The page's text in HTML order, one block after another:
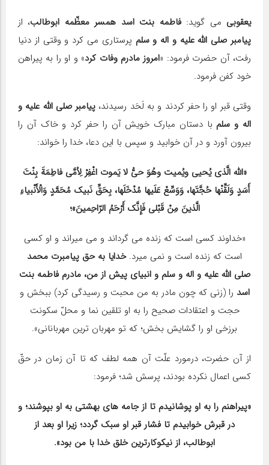
یعقوبی می گوید:فاطمه بنت اسد همسر معظّمه ابوطالب، از
پیامبر صلی الله علیه و اله و سلم پرستاری می کرد و وقتی از دنیا
رفت، آن حضرت فرمود: «امروز مادرم وفات کرد» و او را به پیراهن
خود کفن فرمود.
وقتی قبر او را حفر کردند و به لَحَد رسیدند، پیامبر صلی الله علیه و
اله و سلمبا دستان مبارک خویش آن را حفر کرد و خاک آن را
بیرون آورد و در آن خوابید و سپس با این دعا، خدا را خواند:
«الله الَّذی یُحیی ویُمیت وهُوَ حیُّ لا یَموت اغْفِرْ لِاُمَّى فاطِمَةَ بِنْتَ
أَسَدٍ وَلَقِّنْها حُجَّتَها، وَوَسِّعْ عَلَیها مُدْخَلَها، بِحَقِّ نَبیک مُحَمَّدٍ وَالْأَنْبیاءِ
الَّذینَ مِنْ قَبْلی فَإِنَّک أَرْحَمُ الرّاحِمینَ»؛
«خداوند کسی است که زنده می گرداند و می میراند و او کسی
است که زنده است و نمی میرد.خدایا به حق پیامبرت محمد
صلی الله علیه و اله و سلم و انبیای پیش از من، مادرم فاطمه بنت
اسد را (زنی که چون مادر به من محبت و رسیدگی کرد) ببخش و
حجت و اعتقادات صحیح را به او تلقین نما و محلّ سکونت
برزخی او را گشایش بخش؛ که تو مهربان ترین مهربانانی».
از آن حضرت، درمورد علّت آن همه لطف که تا آن زمان در حقّ
کسی اعمال نکرده بودند، پرسش شد؛ فرمود:
«پیراهنم را به او پوشانیدم تا از جامه های بهشتی به او بپوشند؛ و
در قبرش خوابیدم تا فشار قبر او سبک گردد؛ زیرا او بعد از
ابوطالب، از نیکوکارترین خلق خدا با من بود».